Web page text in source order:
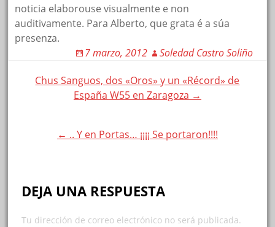
noticia elaborouse visualmente e non
auditivamente. Para Alberto, que grata é a súa
presenza.
7 marzo, 2012
Soledad Castro Soliño
Post
Chus Sanguos, dos «Oros» y un «Récord» de
España W55 en Zaragoza →
← .. Y en Portas… ¡¡¡¡ Se portaron!!!!
DEJA UNA RESPUESTA
Tu dirección de correo electrónico no será publicada.